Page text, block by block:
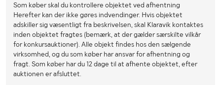
Som køber skal du kontrollere objektet ved afhentning
Herefter kan der ikke gøres indvendinger. Hvis objektet
adskiller sig væsentligt fra beskrivelsen, skal Klaravik kontaktes
inden objektet fragtes (bemærk, at der gælder særskilte vilkår
for konkursauktioner). Alle objekt findes hos den sælgende
virksomhed, og du som køber har ansvar for afhentning og
fragt. Som køber har du 12 dage til at afhente objektet, efter
auktionen er afsluttet.